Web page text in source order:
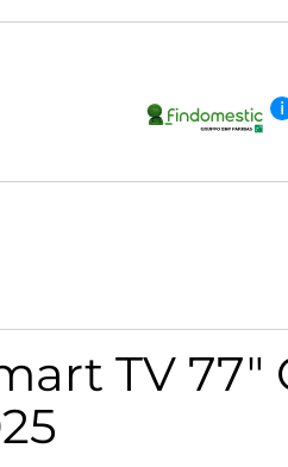
i
TV 77"